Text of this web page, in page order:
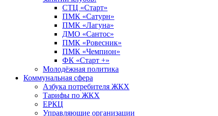
СТЦ «Старт»
ПМК «Сатурн»
ПМК «Лагуна»
ДМО «Сантос»
ПМК «Ровесник»
ПМК «Чемпион»
ФК «Старт +»
Молодёжная политика
Коммунальная сфера
Азбука потребителя ЖКХ
Тарифы по ЖКХ
ЕРКЦ
Управляющие организации